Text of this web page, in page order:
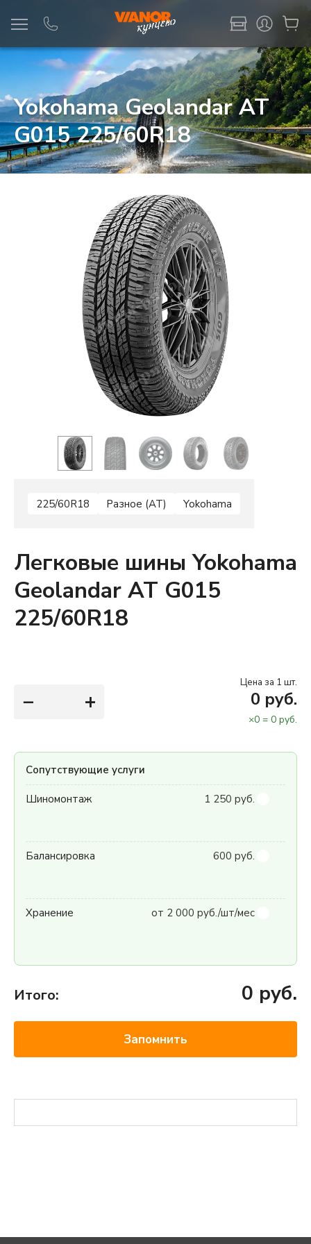
Yokohama Geolandar AT
G015 225/60R18
225/60R18 Разное (AT) Yokohama
Легковые шины Yokohama
Geolandar AT G015
225/60R18
− +
Цена за 1 шт.
0 руб.
×0 = 0 руб.
Сопутствующие услуги
Шиномонтаж 1 250 руб.
Балансировка 600 руб.
Хранение от 2 000 руб./шт/мес
Итого: 0 руб.
Запомнить
Информация Фото товара